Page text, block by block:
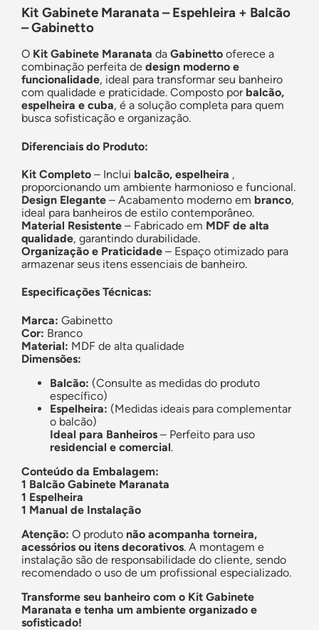
Kit Gabinete Maranata – Espehleira + Balcão
– Gabinetto
O Kit Gabinete Maranata da Gabinetto oferece a
combinação perfeita de design moderno e
funcionalidade, ideal para transformar seu banheiro
com qualidade e praticidade. Composto por balcão,
espelheira e cuba, é a solução completa para quem
busca sofisticação e organização.
Diferenciais do Produto:
Kit Completo – Inclui balcão, espelheira ,
proporcionando um ambiente harmonioso e funcional.
Design Elegante – Acabamento moderno em branco,
ideal para banheiros de estilo contemporâneo.
Material Resistente – Fabricado em MDF de alta
qualidade, garantindo durabilidade.
Organização e Praticidade – Espaço otimizado para
armazenar seus itens essenciais de banheiro.
Especificações Técnicas:
Marca: Gabinetto
Cor: Branco
Material: MDF de alta qualidade
Dimensões:
Balcão: (Consulte as medidas do produto
específico)
Espelheira: (Medidas ideais para complementar
o balcão)
Ideal para Banheiros – Perfeito para uso
residencial e comercial.
Conteúdo da Embalagem:
1 Balcão Gabinete Maranata
1 Espelheira
1 Manual de Instalação
Atenção: O produto não acompanha torneira,
acessórios ou itens decorativos. A montagem e
instalação são de responsabilidade do cliente, sendo
recomendado o uso de um profissional especializado.
Transforme seu banheiro com o Kit Gabinete
Maranata e tenha um ambiente organizado e
sofisticado!